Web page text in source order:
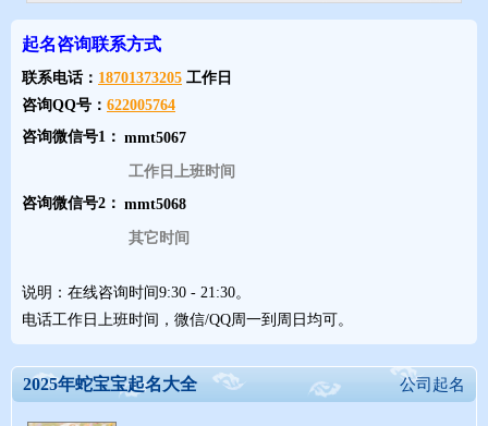
给蛇年宝宝起名，不仅要考虑生肖宜用字，还要兼顾音律、意蕴和
文化内涵等方面，这些因素会给人留下第一印象。男孩名字应展现
阳刚之气，女孩名字则要体现柔美之态。名字将伴随孩子一生，需
全面考量，同时也要根据实际情况有所侧重和取舍。
2025 蛇年宝宝用什么字起名好听吉祥 男孩
成、家庭美满，能为男孩带来好运。男孩名字的用字要凸显男孩的
特质，赋予他们自信和前进的动力。
01. 阳（6 画，音 yáng）—— 原意为太阳、阳光，象征光明与希
望，积极向上。可起名如：阳辉、朝阳、阳宇、阳晨。
起名咨询联系方式
联系电话： 18701373205 工作日
咨询QQ号： 622005764
咨询微信号1：
工作日上班时间
咨询微信号2：
其它时间
说明：在线咨询时间9:30 - 21:30。
电话工作日上班时间，微信/QQ周一到周日均可。
公司起名
2025年蛇宝宝起名大全